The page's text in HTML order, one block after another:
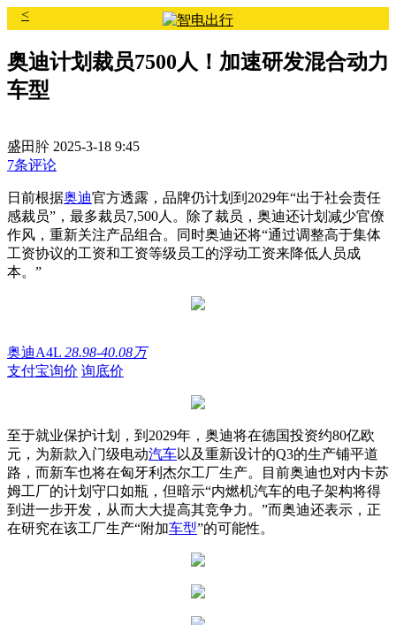
<
奥迪计划裁员7500人！加速研发混合动力
车型
盛田肸 2025-3-18 9:45
7条评论
日前根据奥迪官方透露，品牌仍计划到2029年“出于社会责任
感裁员”，最多裁员7,500人。除了裁员，奥迪还计划减少官僚
作风，重新关注产品组合。同时奥迪还将“通过调整高于集体
工资协议的工资和工资等级员工的浮动工资来降低人员成
本。”
奥迪A4L 28.98-40.08万
支付宝询价 询底价
至于就业保护计划，到2029年，奥迪将在德国投资约80亿欧
元，为新款入门级电动汽车以及重新设计的Q3的生产铺平道
路，而新车也将在匈牙利杰尔工厂生产。目前奥迪也对内卡苏
姆工厂的计划守口如瓶，但暗示“内燃机汽车的电子架构将得
到进一步开发，从而大大提高其竞争力。”而奥迪还表示，正
在研究在该工厂生产“附加车型”的可能性。